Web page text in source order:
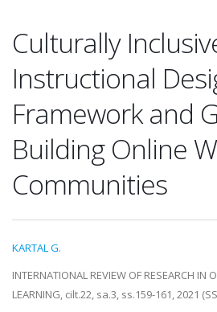
Culturally
Instructional
Framework and
Building Online
Communities
KARTAL G.
INTERNATIONAL REVIEW OF RESEARCH IN
LEARNING, cilt.22, sa.3, ss.159-161, 2021